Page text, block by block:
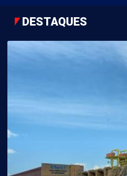
DESTAQUES